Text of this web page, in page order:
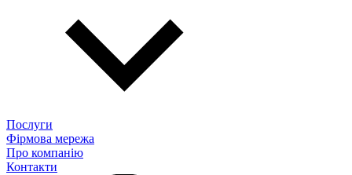
Послуги
Фірмова мережа
Про компанію
Контакти